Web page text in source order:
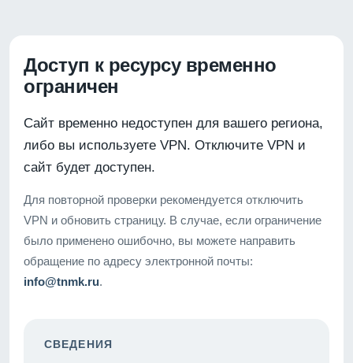
Доступ к ресурсу временно
ограничен
Сайт временно недоступен для вашего региона,
либо вы используете VPN. Отключите VPN и
сайт будет доступен.
Для повторной проверки рекомендуется отключить
VPN и обновить страницу. В случае, если ограничение
было применено ошибочно, вы можете направить
обращение по адресу электронной почты:
info@tnmk.ru.
СВЕДЕНИЯ